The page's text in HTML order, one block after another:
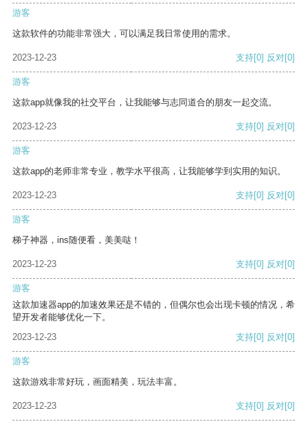
游客
这款软件的功能非常强大，可以满足我日常使用的需求。
2023-12-23 支持[0] 反对[0]
游客
这款app就像我的社交平台，让我能够与志同道合的朋友一起交流。
2023-12-23 支持[0] 反对[0]
游客
这款app的老师非常专业，教学水平很高，让我能够学到实用的知识。
2023-12-23 支持[0] 反对[0]
游客
梯子神器，ins随便看，美美哒！
2023-12-23 支持[0] 反对[0]
游客
这款加速器app的加速效果还是不错的，但偶尔也会出现卡顿的情况，希
望开发者能够优化一下。
2023-12-23
支持[0] 反对[0]
游客
这款游戏非常好玩，画面精美，玩法丰富。
2023-12-23 支持[0] 反对[0]